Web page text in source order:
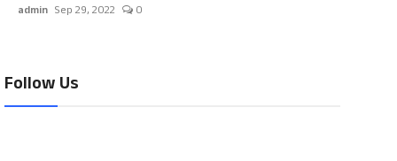
admin Sep 29, 2022 0
Follow Us